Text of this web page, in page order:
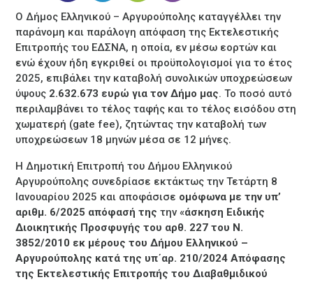
Ο Δήμος Ελληνικού – Αργυρούπολης καταγγέλλει την
παράνομη και παράλογη απόφαση της Εκτελεστικής
Επιτροπής του ΕΔΣΝΑ, η οποία, εν μέσω εορτών και
ενώ έχουν ήδη εγκριθεί οι προϋπολογισμοί για το έτος
2025, επιβάλει την καταβολή συνολικών υποχρεώσεων
ύψους 2.632.673 ευρώ για τον Δήμο μας. Το ποσό αυτό
περιλαμβάνει το τέλος ταφής και το τέλος εισόδου στη
χωματερή (gate fee), ζητώντας την καταβολή των
υποχρεώσεων 18 μηνών μέσα σε 12 μήνες.
Η Δημοτική Επιτροπή του Δήμου Ελληνικού
Αργυρούπολης συνεδρίασε εκτάκτως την Τετάρτη 8
Ιανουαρίου 2025 και αποφάσισε ομόφωνα με την υπ’
αριθμ. 6/2025 απόφασή τηςτην «άσκηση Ειδικής
Διοικητικής Προσφυγής του αρθ. 227 του Ν.
3852/2010 εκ μέρους του Δήμου Ελληνικού –
Αργυρούπολης κατά της υπ΄αρ. 210/2024 Απόφασης
της Εκτελεστικής Επιτροπής του Διαβαθμιδικού